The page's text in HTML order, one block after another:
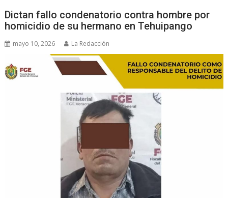
Dictan fallo condenatorio contra hombre por
homicidio de su hermano en Tehuipango
mayo 10, 2026 La Redacción